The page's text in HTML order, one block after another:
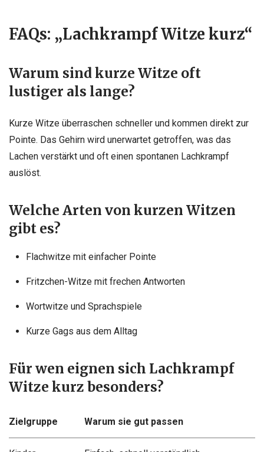
FAQs: „Lachkrampf Witze kurz“
Warum sind kurze Witze oft
lustiger als lange?
Kurze Witze überraschen schneller und kommen direkt zur
Pointe. Das Gehirn wird unerwartet getroffen, was das
Lachen verstärkt und oft einen spontanen Lachkrampf
auslöst.
Welche Arten von kurzen Witzen
gibt es?
Flachwitze mit einfacher Pointe
Fritzchen-Witze mit frechen Antworten
Wortwitze und Sprachspiele
Kurze Gags aus dem Alltag
Für wen eignen sich Lachkrampf
Witze kurz besonders?
Zielgruppe Warum sie gut passen